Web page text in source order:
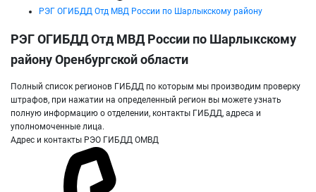
РЭГ ОГИБДД Отд МВД России по Шарлыкскому району
РЭГ ОГИБДД Отд МВД России по Шарлыкскому
району Оренбургской области
Полный список регионов ГИБДД по которым мы производим проверку
штрафов, при нажатии на определенный регион вы можете узнать
полную информацию о отделении, контакты ГИБДД, адреса и
уполномоченные лица.
Адрес и контакты РЭО ГИБДД ОМВД